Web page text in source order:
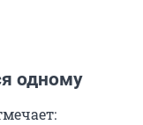
одному